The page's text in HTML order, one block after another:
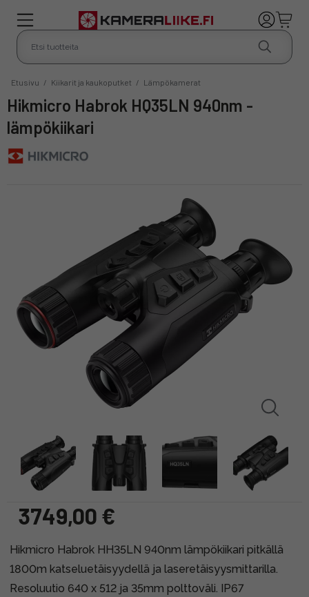
Etusivu / Kiikarit ja kaukoputket / Lämpökamerat
Hikmicro Habrok HQ35LN 940nm -
lämpökiikari
3749,00 €
Hikmicro Habrok HH35LN 940nm lämpökiikari pitkällä
1800m katseluetäisyydellä ja laseretäisyysmittarilla.
Resoluutio 640 x 512 ja 35mm polttoväli. IP67